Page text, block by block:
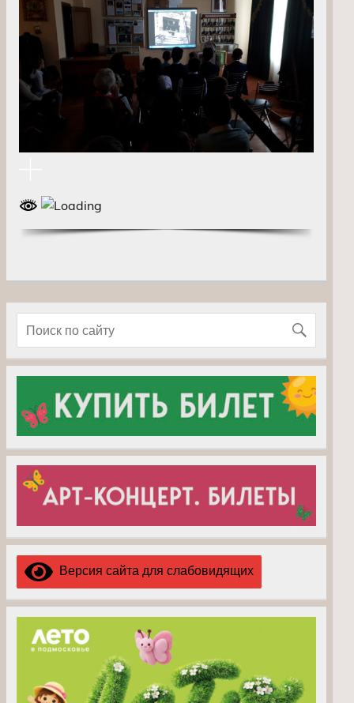
Версия сайта для слабовидящих